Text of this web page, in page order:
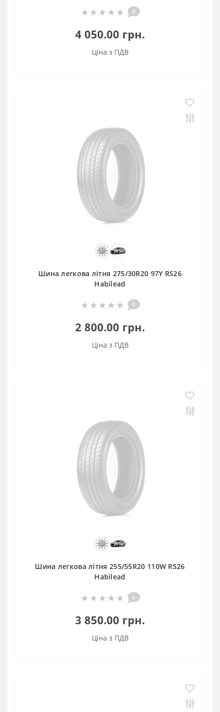
0
4 050.00 грн.
Ціна з ПДВ
Шина легкова літня 275/30R20 97Y RS26
Habilead
0
2 800.00 грн.
Ціна з ПДВ
Шина легкова літня 255/55R20 110W RS26
Habilead
0
3 850.00 грн.
Ціна з ПДВ